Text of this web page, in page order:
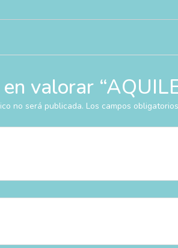
valorar
no será publicada. Los campos